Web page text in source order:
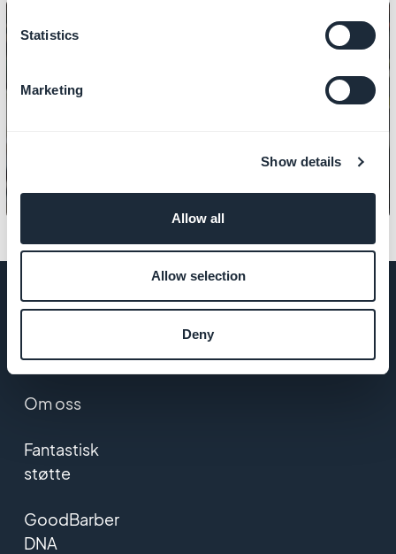
Statistics
Marketing
Show details
Allow all
Allow selection
Deny
Om oss
Fantastisk
støtte
GoodBarber
DNA